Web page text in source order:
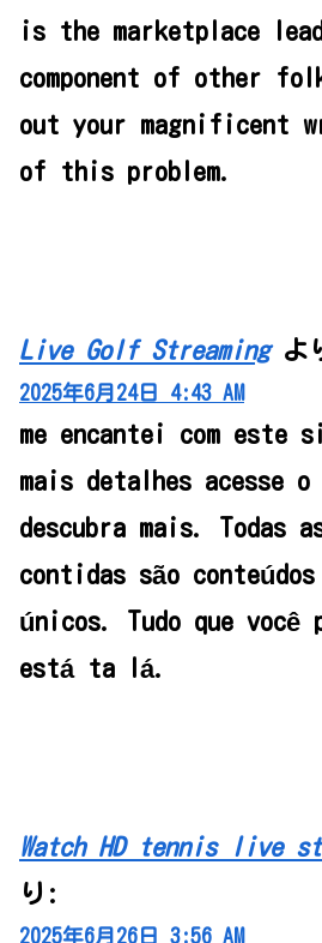
is the marketplace
component of other
out your magnificent
of this problem.
Live Golf Streaming よ
2025年6月24日 4:43 AM
me encantei com este
mais detalhes acesse
descubra mais. Todas
contidas são
únicos. Tudo que você
está ta lá.
Watch HD tennis live
り:
2025年6月26日 3:56 AM